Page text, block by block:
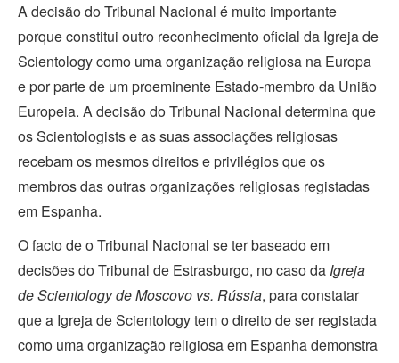
A decisão do Tribunal Nacional é muito importante
porque constitui outro reconhecimento oficial da Igreja de
Scientology como uma organização religiosa na Europa
e por parte de um proeminente Estado‑membro da União
Europeia. A decisão do Tribunal Nacional determina que
os Scientologists e as suas associações religiosas
recebam os mesmos direitos e privilégios que os
membros das outras organizações religiosas registadas
em Espanha.
O facto de o Tribunal Nacional se ter baseado em
decisões do Tribunal de Estrasburgo, no caso da Igreja
de Scientology de Moscovo vs. Rússia, para constatar
que a Igreja de Scientology tem o direito de ser registada
como uma organização religiosa em Espanha demonstra